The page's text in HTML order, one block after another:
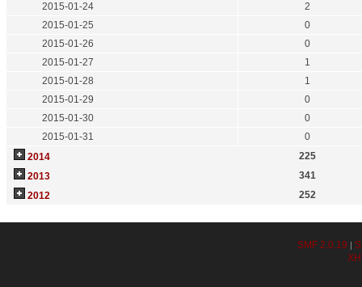
2015-01-24
2
2015-01-25
0
2015-01-26
0
2015-01-27
1
2015-01-28
1
2015-01-29
0
2015-01-30
0
2015-01-31
0
2014
225
2013
341
2012
252
SMF 2.0.19